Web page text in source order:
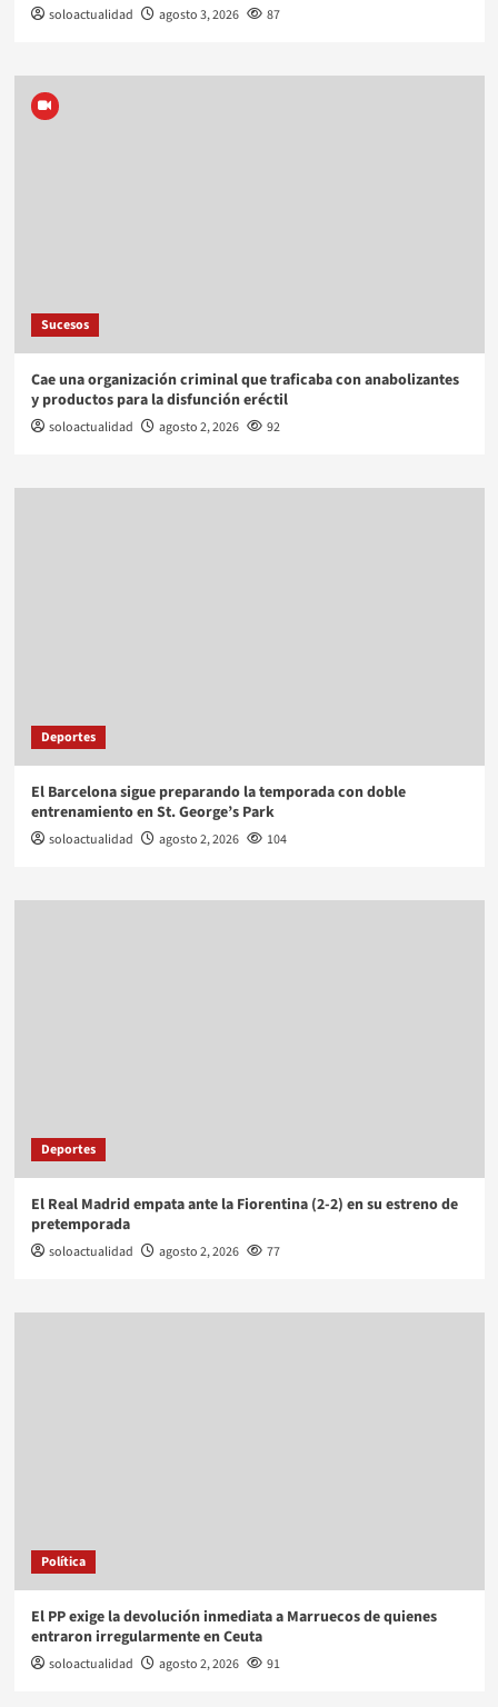
soloactualidad agosto 3, 2026 87
Sucesos
Cae una organización criminal que traficaba con anabolizantes
y productos para la disfunción eréctil
soloactualidad agosto 2, 2026 92
Deportes
El Barcelona sigue preparando la temporada con doble
entrenamiento en St. George’s Park
soloactualidad agosto 2, 2026 104
Deportes
El Real Madrid empata ante la Fiorentina (2-2) en su estreno de
pretemporada
soloactualidad agosto 2, 2026 77
Política
El PP exige la devolución inmediata a Marruecos de quienes
entraron irregularmente en Ceuta
soloactualidad agosto 2, 2026 91